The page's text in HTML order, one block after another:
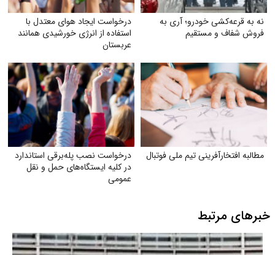
نه به قرعه‌کشی خودرو؛ آری به
فروش شفاف و مستقیم
درخواست ایجاد هوای معتدل با
استفاده از انرژی خورشیدی همانند
عربستان
مطالبه افتخارآفرینی تیم ملی فوتبال
درخواست نصب پله‌برقی استاندارد
در کلیه ایستگاه‌های حمل‌ و نقل
عمومی
خبرهای مرتبط